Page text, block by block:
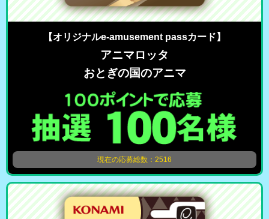
【オリジナルe-amusement passカード】
アニマロッタ
おとぎの国のアニマ
現在の応募総数：2516